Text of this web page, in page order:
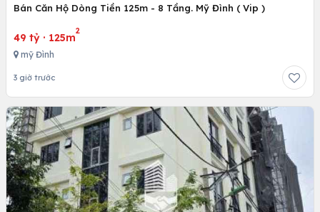
Bán Căn Hộ Dòng Tiền 125m - 8 Tầng. Mỹ Đình ( Vip )
49 tỷ · 125m
2
mỹ Đình
3 giờ trước